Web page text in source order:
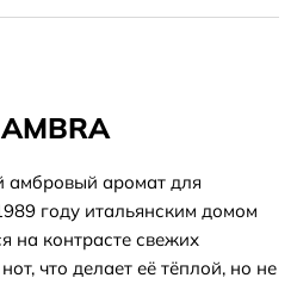
амбровый аромат для
году итальянским домом
на контрасте свежих
что делает её тёплой, но не